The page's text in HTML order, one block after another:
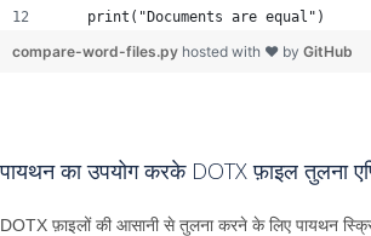
    print("Documents are equal")
compare-word-files.py hosted with ❤ by GitHub
पायथन का उपयोग करके DOTX फ़ाइल तुलना
DOTX फ़ाइलों की आसानी से तुलना करने के लिए पायथन